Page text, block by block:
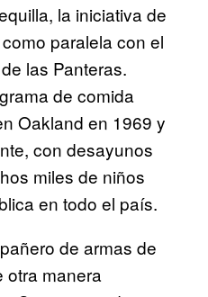
la iniciativa de
paralela con el
las Panteras.
de comida
Oakland en 1969 y
con desayunos
miles de niños
en todo el país.
de armas de
otra manera